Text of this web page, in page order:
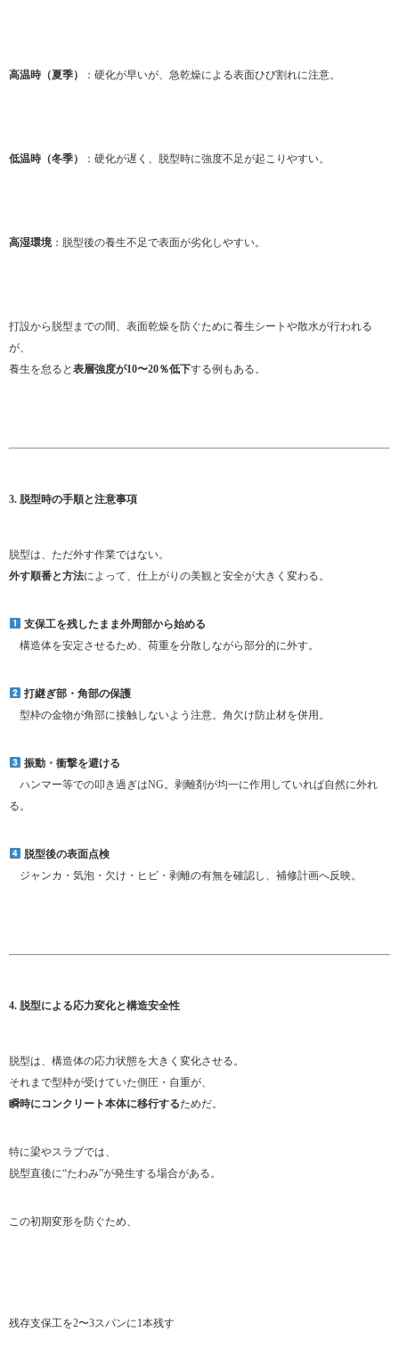
高温時（夏季） ：硬化が早いが、急乾燥による表面ひび割れに注意。
低温時（冬季） ：硬化が遅く、脱型時に強度不足が起こりやすい。
高湿環境 ：脱型後の養生不足で表面が劣化しやすい。
打設から脱型までの間、表面乾燥を防ぐために養生シートや散水が行われる
が、
養生を怠ると 表層強度が10〜20％低下する例もある。
3. 脱型時の手順と注意事項
脱型は、ただ外す作業ではない。
外す順番と方法によって、仕上がりの美観と安全が大きく変わる。
支保工を残したまま外周部から始める
構造体を安定させるため、荷重を分散しながら部分的に外す。
打継ぎ部・角部の保護
型枠の金物が角部に接触しないよう注意。角欠け防止材を併用。
振動・衝撃を避ける
ハンマー等での叩き過ぎはNG。剥離剤が均一に作用していれば自然に外れ
る。
脱型後の表面点検
ジャンカ・気泡・欠け・ヒビ・剥離の有無を確認し、補修計画へ反映。
4. 脱型による応力変化と構造安全性
脱型は、構造体の応力状態を大きく変化させる。
それまで型枠が受けていた側圧・自重が、
瞬時にコンクリート本体に移行するためだ。
特に梁やスラブでは、
脱型直後に“たわみ”が発生する場合がある。
この初期変形を防ぐため、
残存支保工を2〜3スパンに1本残す